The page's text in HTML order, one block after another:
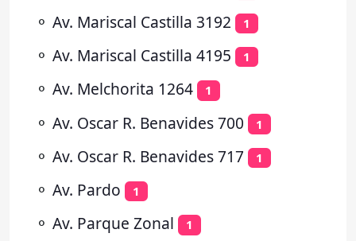
⚬ Av. Mariscal Castilla 3192 1
⚬ Av. Mariscal Castilla 4195 1
⚬ Av. Melchorita 1264 1
⚬ Av. Oscar R. Benavides 700 1
⚬ Av. Oscar R. Benavides 717 1
⚬ Av. Pardo 1
⚬ Av. Parque Zonal 1